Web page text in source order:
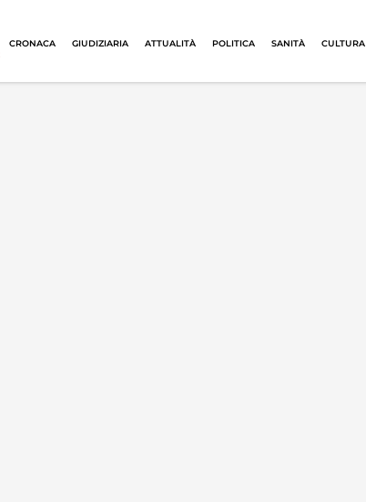
CRONACA GIUDIZIARIA ATTUALITÀ POLITICA SANITÀ CULTURA